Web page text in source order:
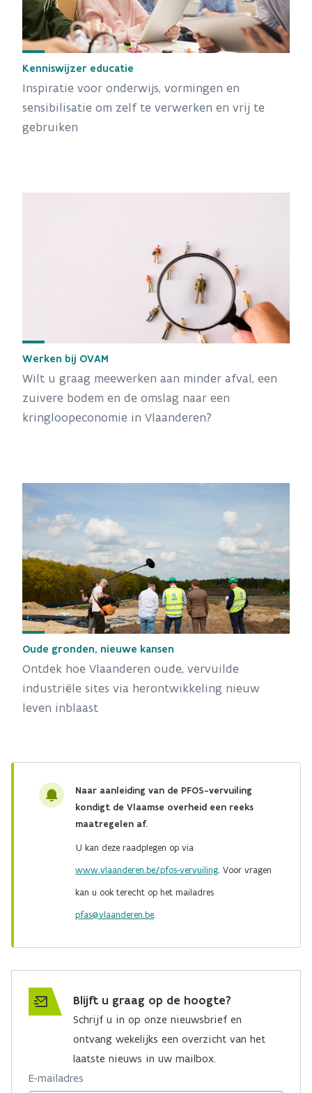
Kenniswijzer educatie
Inspiratie voor onderwijs, vormingen en
sensibilisatie om zelf te verwerken en vrij te
gebruiken
Werken bij OVAM
Wilt u graag meewerken aan minder afval, een
zuivere bodem en de omslag naar een
kringloopeconomie in Vlaanderen?
Oude gronden, nieuwe kansen
Ontdek hoe Vlaanderen oude, vervuilde
industriële sites via herontwikkeling nieuw
leven inblaast
Naar aanleiding van de PFOS-vervuiling
kondigt de Vlaamse overheid een reeks
maatregelen af.
U kan deze raadplegen op via
www.vlaanderen.be/pfos-vervuiling. Voor vragen
kan u ook terecht op het mailadres
pfas@vlaanderen.be.
Blijft u graag op de hoogte?
Schrijf u in op onze nieuwsbrief en
ontvang wekelijks een overzicht van het
laatste nieuws in uw mailbox.
E-mailadres